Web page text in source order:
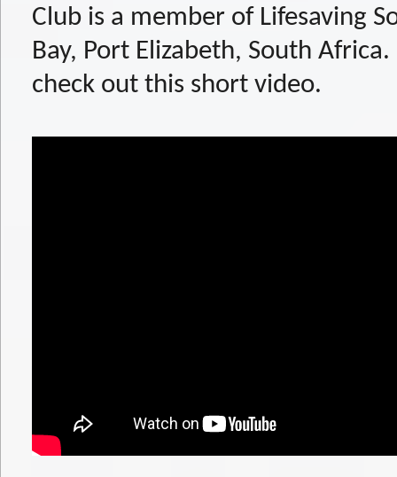
Club is a member of Lifesaving
Bay, Port Elizabeth, South
check out this short video.